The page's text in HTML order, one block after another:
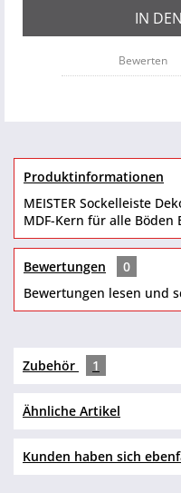
IN DEN
Bewerten
Produktinformationen
MEISTER Sockelleiste
MDF-Kern für alle Böden
Bewertungen
0
Bewertungen lesen und
Zubehör 1
Ähnliche Artikel
Kunden haben sich